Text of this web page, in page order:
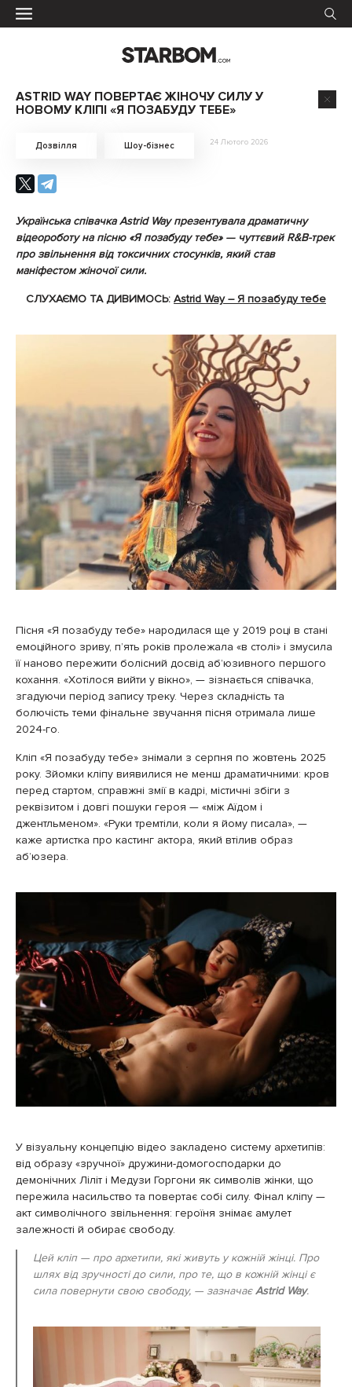
ASTRID WAY ПОВЕРТАЄ ЖІНОЧУ СИЛУ У
НОВОМУ КЛІПІ «Я ПОЗАБУДУ ТЕБЕ»
Дозвілля Шоу-бізнес 24 Лютого 2026
Українська співачка Astrid Way презентувала драматичну
відеороботу на пісню «Я позабуду тебе» — чуттєвий R&B-трек
про звільнення від токсичних стосунків, який став
маніфестом жіночої сили.
СЛУХАЄМО ТА ДИВИМОСЬ: Astrid Way – Я позабуду тебе
Пісня «Я позабуду тебе» народилася ще у 2019 році в стані
емоційного зриву, п’ять років пролежала «в столі» і змусила
її наново пережити болісний досвід аб’юзивного першого
кохання. «Хотілося вийти у вікно», — зізнається співачка,
згадуючи період запису треку. Через складність та
болючість теми фінальне звучання пісня отримала лише
2024-го.
Кліп «Я позабуду тебе» знімали з серпня по жовтень 2025
року. Зйомки кліпу виявилися не менш драматичними: кров
перед стартом, справжні змії в кадрі, містичні збіги з
реквізитом і довгі пошуки героя — «між Аїдом і
джентльменом». «Руки тремтіли, коли я йому писала», —
каже артистка про кастинг актора, який втілив образ
аб’юзера.
У візуальну концепцію відео закладено систему архетипів:
від образу «зручної» дружини-домогосподарки до
демонічних Ліліт і Медузи Горгони як символів жінки, що
пережила насильство та повертає собі силу. Фінал кліпу —
акт символічного звільнення: героїня знімає амулет
залежності й обирає свободу.
Цей кліп — про архетипи, які живуть у кожній жінці. Про
шлях від зручності до сили, про те, що в кожній жінці є
сила повернути свою свободу, — зазначаєAstrid Way.